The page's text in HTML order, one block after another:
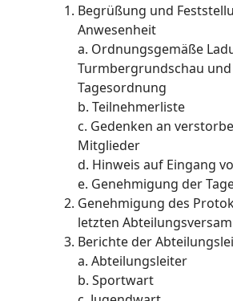
Begrüßung und
Anwesenheit
a. Ordnungsgemäße
Turmbergrundschau
Tagesordnung
b. Teilnehmerliste
c. Gedenken an
Mitglieder
d. Hinweis auf Eingang
e. Genehmigung der
Genehmigung des
letzten
Berichte der
a. Abteilungsleiter
b. Sportwart